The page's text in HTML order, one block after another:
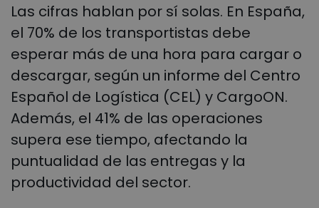
Las cifras hablan por sí solas. En España,
el 70% de los transportistas debe
esperar más de una hora para cargar o
descargar, según un informe del Centro
Español de Logística (CEL) y CargoON.
Además, el 41% de las operaciones
supera ese tiempo, afectando la
puntualidad de las entregas y la
productividad del sector.